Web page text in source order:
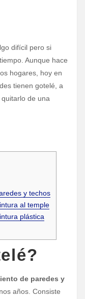
difícil pero si
Aunque hace
hogares, hoy en
tienen gotelé, a
de una
y techos
al temple
plástica
de paredes y
años. Consiste